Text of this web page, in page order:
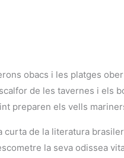
obacs i les platges
de les tavernes i els
preparen els vells
curta de la literatura
la seva odissea